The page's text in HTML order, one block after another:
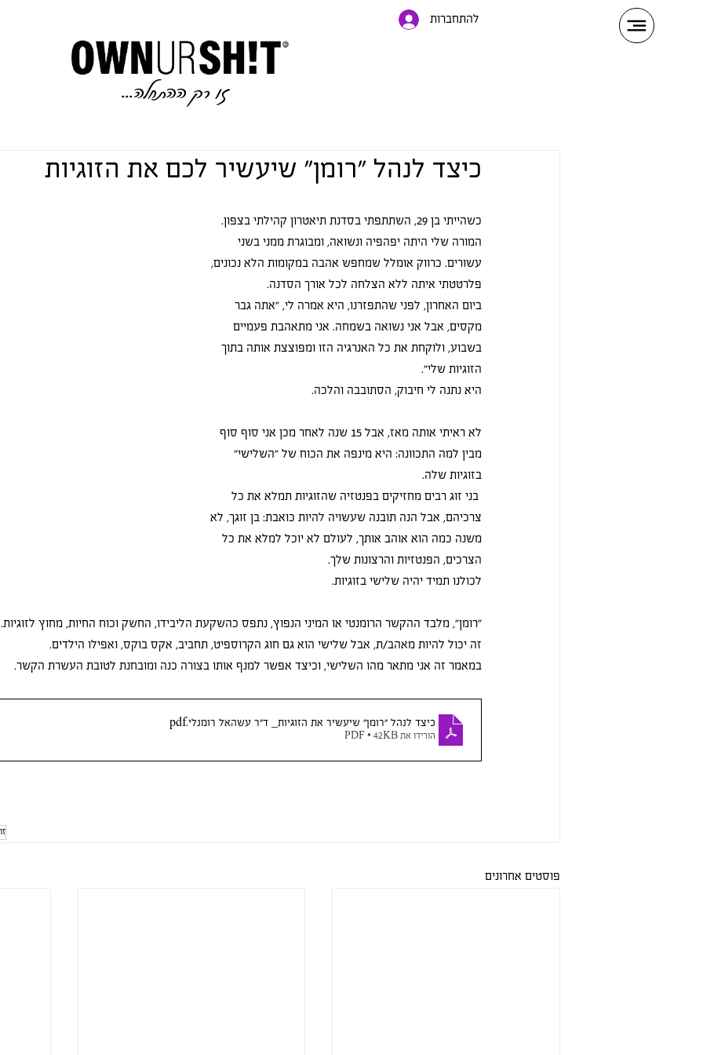
זו רק ההתחלה...
להתחברות
כיצד לנהל ״רומן״ שיעשיר לכם את הזוגיות
כשהייתי בן 29, השתתפתי בסדנת תיאטרון קהילתי בצפון.
המורה שלי היתה יפהפיה ונשואה, ומבוגרת ממני בשני
עשורים. כרווק אומלל שמחפש אהבה במקומות הלא נכונים,
פלרטטתי איתה ללא הצלחה לכל אורך הסדנה.
ביום האחרון, לפני שהתפזרנו, היא אמרה לי, "אתה גבר
מקסים, אבל אני נשואה בשמחה. אני מתאהבת פעמיים
בשבוע, ולוקחת את כל האנרגיה הזו ומפוצצת אותה בתוך
הזוגיות שלי".
היא נתנה לי חיבוק, הסתובבה והלכה.
לא ראיתי אותה מאז, אבל 15 שנה לאחר מכן אני סוף סוף
מבין למה התכוונה: היא מינפה את הכוח של "השלישי"
בזוגיות שלה.
בני זוג רבים מחזיקים בפנטזיה שהזוגיות תמלא את כל
צרכיהם, אבל הנה תובנה שעשויה להיות כואבת: בן זוגך, לא
משנה כמה הוא אוהב אותך, לעולם לא יוכל למלא את כל
הצרכים, הפנטזיות והרצונות שלך.
לכולנו תמיד יהיה שלישי בזוגיות.
"רומן", מלבד ההקשר הרומנטי או המיני הנפוץ, נתפס כהשקעת הליבידו, החשק וכוח החיות, מחוץ
זה יכול להיות מאהב/ת, אבל שלישי הוא גם חוג הקרוספיט, תחביב, אקס בוקס, ואפילו הילדים.
במאמר זה אני מתאר מהו השלישי, וכיצד אפשר למנף אותו בצורה כנה ומובחנת לטובת העשרת הקשר.
כיצד לנהל ״רומן״ שיעשיר את הזוגיות_ ד״ר עשהאל רומנלי.pdf
הורידו את PDF • 42KB
פוסטים אחרונים